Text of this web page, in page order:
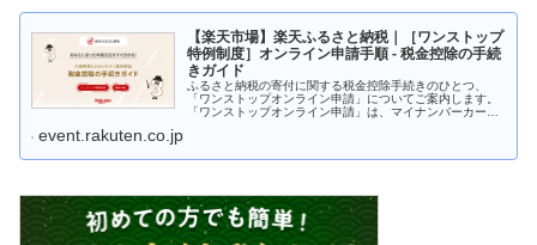
【楽天市場】楽天ふるさと納税｜［ワンストップ
特例制度］オンライン申請手順 - 税金控除の手続
きガイド
ふるさと納税の寄付に関する税金控除手続きのひとつ、
「ワンストップオンライン申請」についてご案内します。
「ワンストップオンライン申請」は、マイナンバーカード
event.rakuten.co.jp